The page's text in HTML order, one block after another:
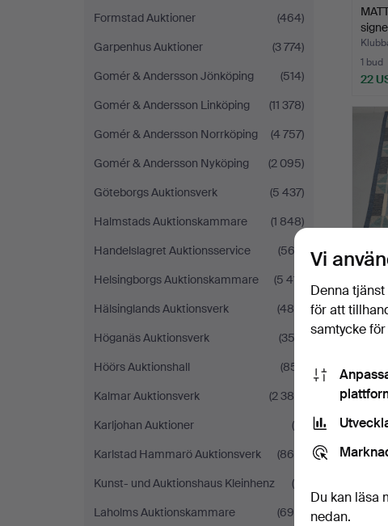
Formstad Auktioner
(464)
Garpenhus Auktioner
(3 774)
Gomér & Andersson Jönköping
(514)
Gomér & Andersson Linköping
(11 378)
Gomér & Andersson Norrköping
(4 757)
Gomér & Andersson Nyköping
(2 095)
Göteborgs Auktionsverk
(5 437)
Halmstads Auktionskammare
(1 848)
Handelslagret Auktionsservice
(563)
Helsingborgs Auktionskammare
(5 411)
Hälsinglands Auktionsverk
(489)
Höganäs Auktionsverk
(353)
Höörs Auktionshall
(851)
Kalmar Auktionsverk
(2 386)
Karljohan Auktioner
(8)
Karlstad Hammarö Auktionsverk
(865)
Kunst- und Auktionshaus Kleinhenz
(9)
Laholms Auktionskammare
(694)
1 bud
22
2 bud
Vi
Denna
för att
samtycke
Du kan läsa
nedan.